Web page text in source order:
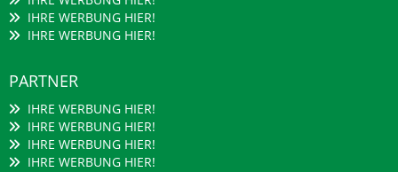
IHRE WERBUNG HIER!
IHRE WERBUNG HIER!
PARTNER
IHRE WERBUNG HIER!
IHRE WERBUNG HIER!
IHRE WERBUNG HIER!
IHRE WERBUNG HIER!